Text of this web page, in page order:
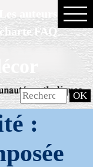
FAQ
: